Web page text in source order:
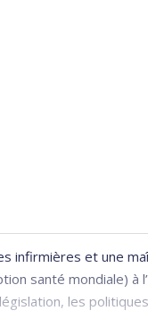
infirmières et une
santé mondiale) à
les